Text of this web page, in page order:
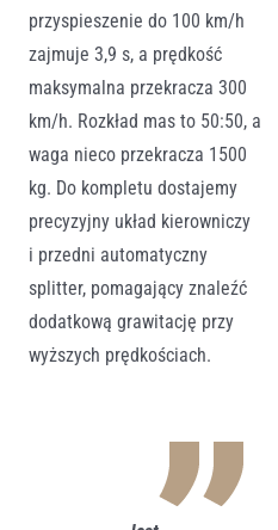
przyspieszenie do 100 km/h
zajmuje 3,9 s, a prędkość
maksymalna przekracza 300
km/h. Rozkład mas to 50:50, a
waga nieco przekracza 1500
kg. Do kompletu dostajemy
precyzyjny układ kierowniczy
i przedni automatyczny
splitter, pomagający znaleźć
dodatkową grawitację przy
wyższych prędkościach.